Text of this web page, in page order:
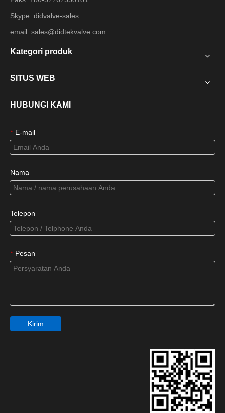
Skype: didvalve-sales
email: sales@didtekvalve.com
Kategori produk
SITUS WEB
HUBUNGI KAMI
* E-mail
Nama
Telepon
* Pesan
Kirim